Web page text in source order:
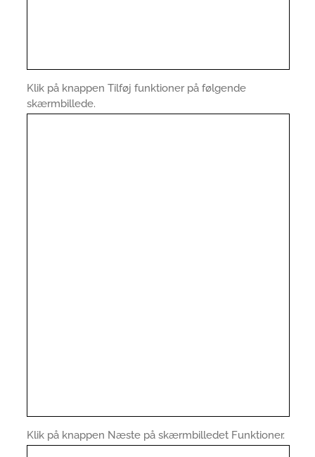
Klik på knappen Tilføj funktioner på følgende
skærmbillede.
Klik på knappen Næste på skærmbilledet Funktioner.